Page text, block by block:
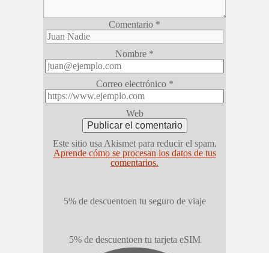
Comentario *
Nombre *
Correo electrónico *
Web
Este sitio usa Akismet para reducir el spam.
Aprende cómo se procesan los datos de tus
comentarios.
5% de descuentoen tu seguro de viaje
5% de descuentoen tu tarjeta eSIM